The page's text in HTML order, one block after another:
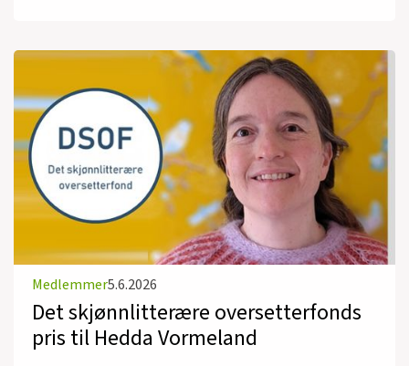
Medlemmer5.6.2026
Det skjønnlitterære oversetterfonds
pris til Hedda Vormeland